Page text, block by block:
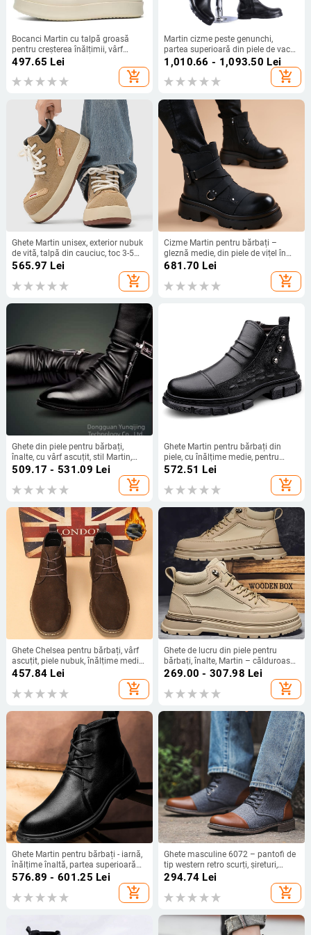
Bocanci Martin cu talpă groasă
pentru creșterea înălțimii, vârf
rotund, gambă medie, partea
superioară din fibră sintetică, talpă
PU
497.65 Lei
add_shopping_cart
Martin cizme peste genunchi,
partea superioară din piele de vacă
dublă, vârf rotund, toc gros 3–5 cm,
talpă din cauciuc
1,010.66 - 1,093.50 Lei
add_shopping_cart
Ghete Martin unisex, exterior nubuk
de vită, talpă din cauciuc, toc 3-5
cm, înălțime până la jumătatea
565.97 Lei
add_shopping_cart
Cizme Martin pentru bărbați –
gleznă medie, din piele de vițel în
două straturi, talpă groasă din
cauciuc cu design de creștere a
înălțimii, fermoar lateral, căptușeală
681.70 Lei
add_shopping_cart
Ghete din piele pentru bărbați,
înalte, cu vârf ascuțit, stil Martin,
inspirație coreeană și britanică
509.17 - 531.09 Lei
add_shopping_cart
Ghete Martin pentru bărbați din
piele, cu înălțime medie, pentru
lucru în exterior, căptușite cu fleece
572.51 Lei
add_shopping_cart
Ghete Chelsea pentru bărbați, vârf
ascuțit, piele nubuk, înălțime medie
a gleznei, stil britanic retro
457.84 Lei
add_shopping_cart
Ghete de lucru din piele pentru
bărbați, înalte, Martin – călduroase,
antiderapante, cu fermoar lateral
269.00 - 307.98 Lei
add_shopping_cart
Ghete Martin pentru bărbați - iarnă,
înălțime înaltă, partea superioară
din piele naturală, talpă din cauciuc,
încălțăminte casual pentru exterior
576.89 - 601.25 Lei
add_shopping_cart
Ghete masculine 6072 – pantofi de
tip western retro scurți, șireturi,
exterior PU, talpă din cauciuc,
căptușeală din plasă, vârf rotund
294.74 Lei
add_shopping_cart